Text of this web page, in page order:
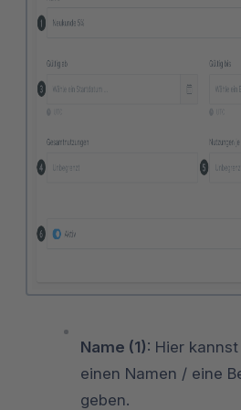
Name (1): Hier
einen Namen / eine
geben.